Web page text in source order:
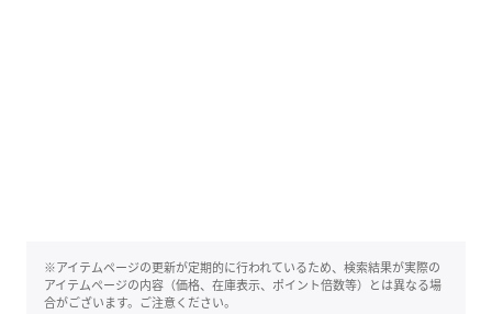
※アイテムページの更新が定期的に行われているため、検索結果が実際の
アイテムページの内容（価格、在庫表示、ポイント倍数等）とは異なる場
合がございます。ご注意ください。